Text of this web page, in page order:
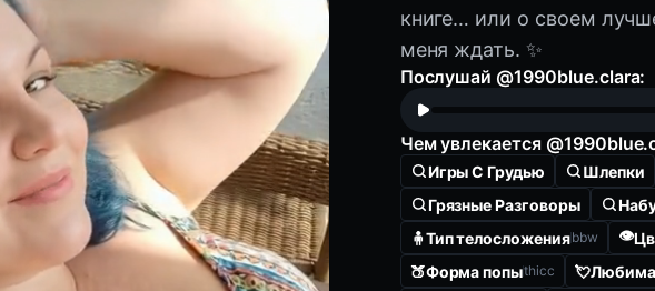
книге… или о своем
меня ждать. ✨
Послушай @1990blue.clara:
Чем увлекается
Игры С Грудью Шлепки
Грязные Разговоры
🧍‍Тип телосложенияbbw 👁️
🍑Форма попыthicc 💘